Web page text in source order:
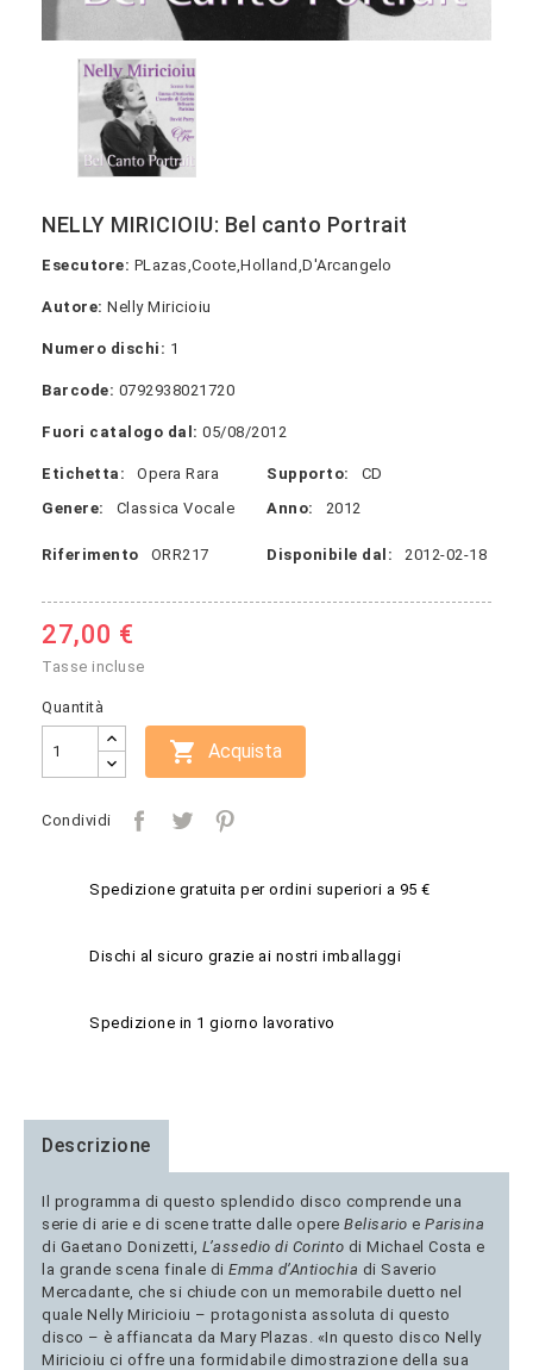
NELLY MIRICIOIU: Bel canto Portrait
Esecutore: PLazas,Coote,Holland,D'Arcangelo
Autore: Nelly Miricioiu
Numero dischi: 1
Barcode: 0792938021720
Fuori catalogo dal: 05/08/2012
Etichetta: Opera Rara Supporto:
CD
Genere:
Classica Vocale Anno: 2012
Riferimento ORR217 Disponibile dal: 2012-02-18
27,00 €
Tasse incluse
Quantità
 Acquista
Condividi
Spedizione gratuita per ordini superiori a 95 €
Dischi al sicuro grazie ai nostri imballaggi
Spedizione in 1 giorno lavorativo
Descrizione
Il programma di questo splendido disco comprende una
serie di arie e di scene tratte dalle opere Belisario e Parisina
di Gaetano Donizetti, L’assedio di Corinto di Michael Costa e
la grande scena finale di Emma d’Antiochia di Saverio
Mercadante, che si chiude con un memorabile duetto nel
quale Nelly Miricioiu – protagonista assoluta di questo
disco – è affiancata da Mary Plazas. «In questo disco Nelly
Miricioiu ci offre una formidabile dimostrazione della sua